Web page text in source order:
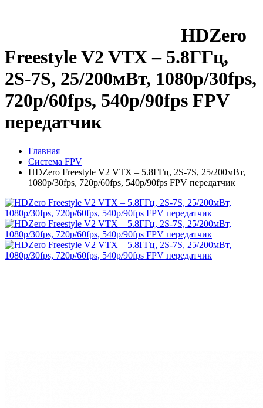
HDZero
Freestyle V2 VTX – 5.8ГГц,
2S-7S, 25/200мВт, 1080p/30fps,
720p/60fps, 540p/90fps FPV
передатчик
Главная
Система FPV
HDZero Freestyle V2 VTX – 5.8ГГц, 2S-7S, 25/200мВт,
1080p/30fps, 720p/60fps, 540p/90fps FPV передатчик